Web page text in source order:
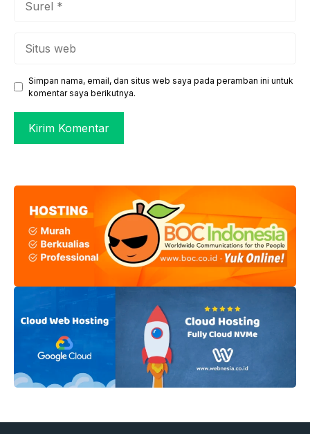
web
Simpan nama, email, dan situs web saya pada peramban ini untuk
komentar saya berikutnya.